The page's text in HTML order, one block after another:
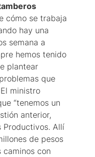
cómo se trabaja
hay una
semana a
hemos tenido
plantear
que
ministro
“tenemos un
anterior,
Productivos. Allí
de pesos
caminos con